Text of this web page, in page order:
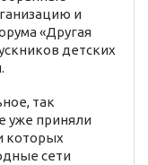
и
«Другая
детских
так
уже приняли
которых
сети